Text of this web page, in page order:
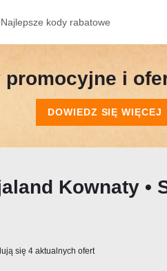
Najlepsze kody rabatowe
i
DOWIEDZ SIĘ WIĘCEJ
Kownaty •
się 4 aktualnych ofert